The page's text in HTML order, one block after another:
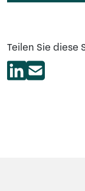
Teilen Sie diese